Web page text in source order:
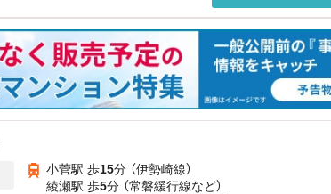
小菅駅 歩15分 （伊勢崎線）
綾瀬駅 歩5分 （常磐緩行線など）